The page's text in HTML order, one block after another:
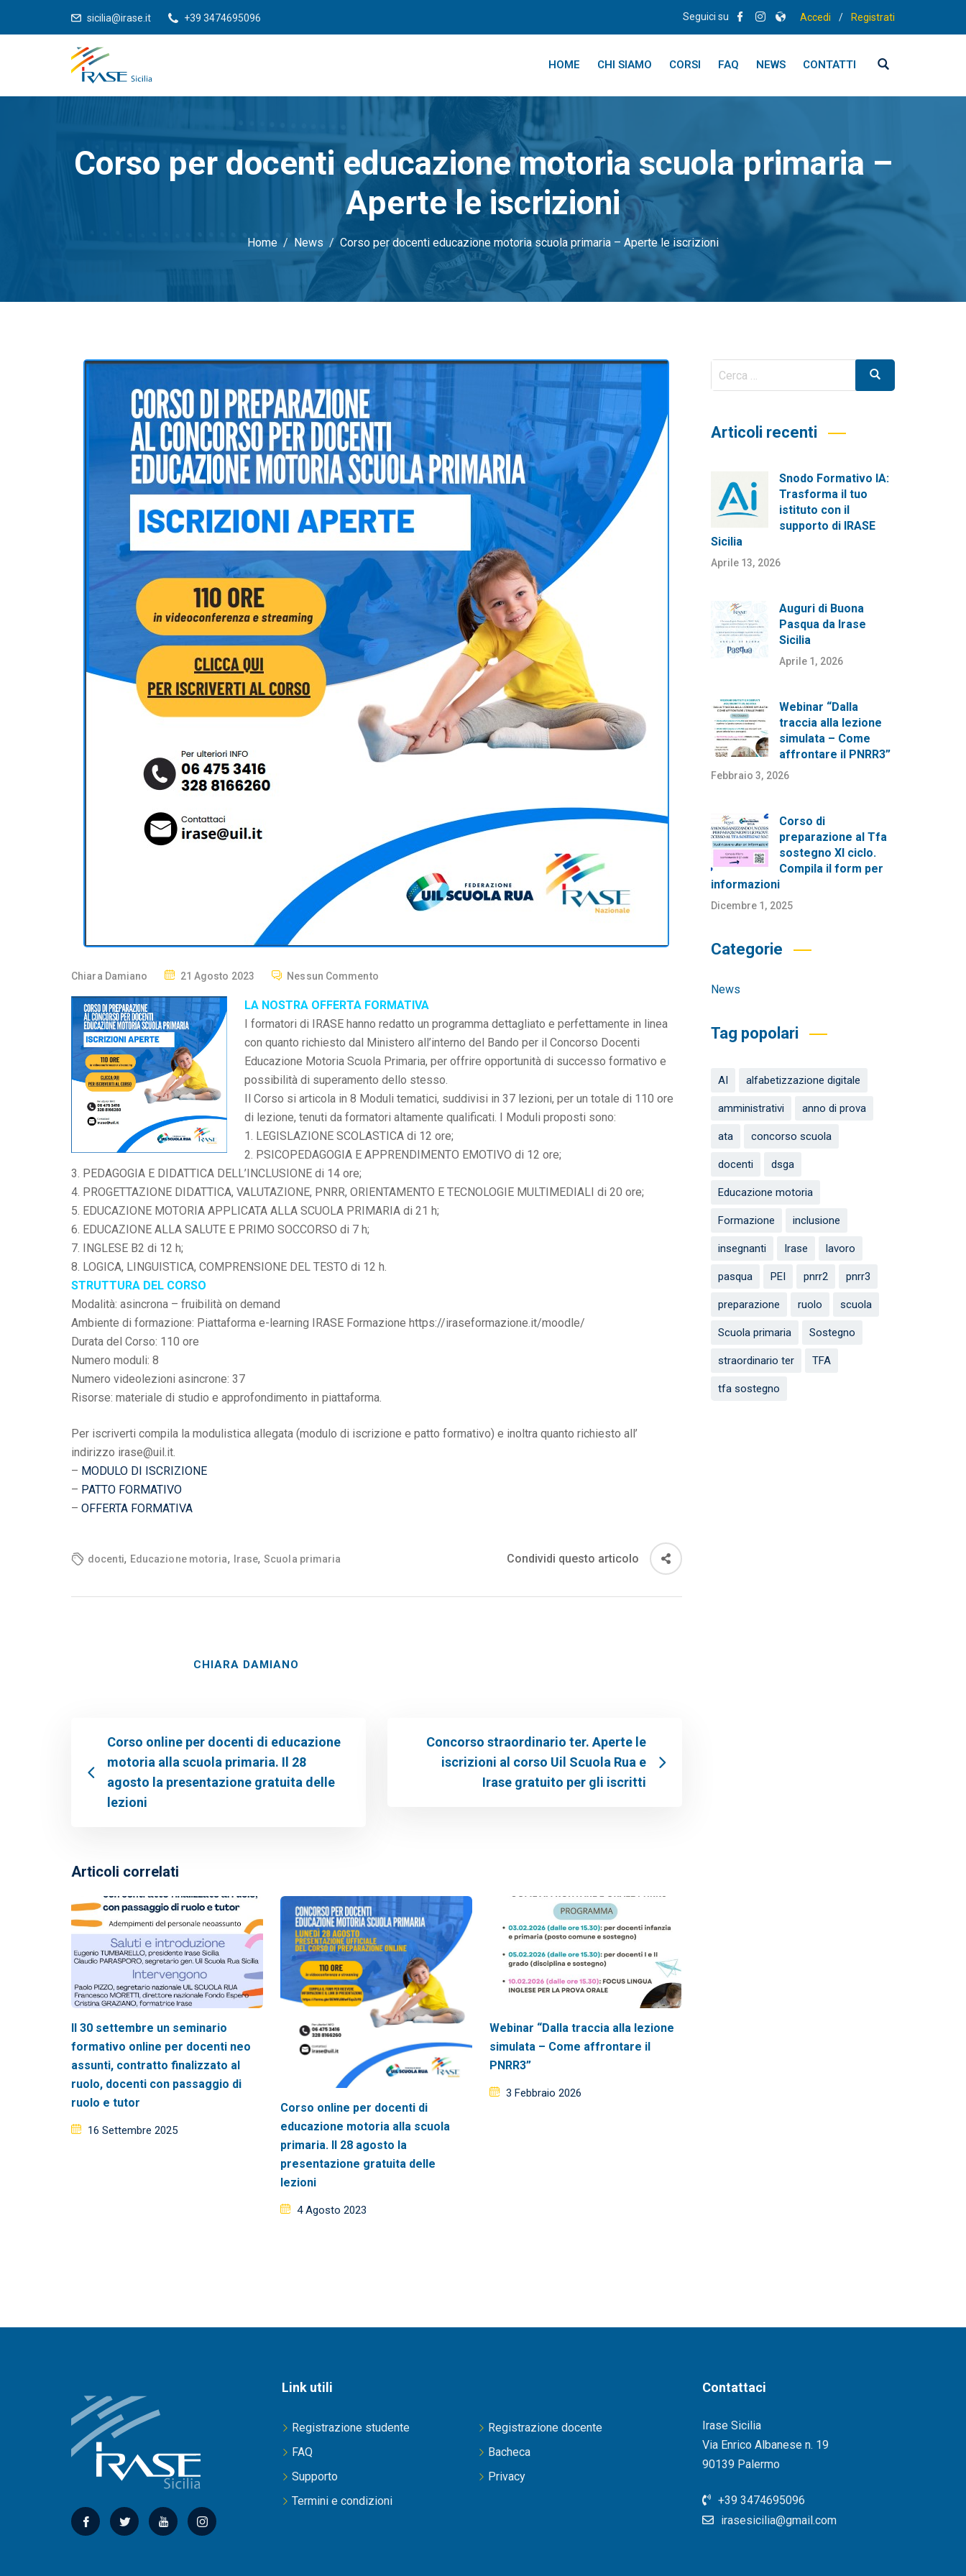
sicilia@irase.it +39 3474695096 Seguici su Accedi / Registrati
HOME CHI SIAMO CORSI FAQ NEWS CONTATTI
Corso per docenti educazione motoria scuola primaria –
Aperte le iscrizioni
Home News Corso per docenti educazione motoria scuola primaria – Aperte le iscrizioni
Chiara Damiano
P
T
E
D
O
21 Agosto 2023 Nessun Commento
LA NOSTRA OFFERTA FORMATIVA
I formatori di IRASE hanno redatto un programma dettagliato e perfettamente in linea
con quanto richiesto dal Ministero all’interno del Bando per il Concorso Docenti
Educazione Motoria Scuola Primaria, per offrire opportunità di successo formativo e
possibilità di superamento dello stesso.
Il Corso si articola in 8 Moduli tematici, suddivisi in 37 lezioni, per un totale di 110 ore
di lezione, tenuti da formatori altamente qualificati. I Moduli proposti sono:
1. LEGISLAZIONE SCOLASTICA di 12 ore;
2. PSICOPEDAGOGIA E APPRENDIMENTO EMOTIVO di 12 ore;
3. PEDAGOGIA E DIDATTICA DELL’INCLUSIONE di 14 ore;
4. PROGETTAZIONE DIDATTICA, VALUTAZIONE, PNRR, ORIENTAMENTO E TECNOLOGIE MULTIMEDIALI di 20 ore;
5. EDUCAZIONE MOTORIA APPLICATA ALLA SCUOLA PRIMARIA di 21 h;
6. EDUCAZIONE ALLA SALUTE E PRIMO SOCCORSO di 7 h;
7. INGLESE B2 di 12 h;
8. LOGICA, LINGUISTICA, COMPRENSIONE DEL TESTO di 12 h.
STRUTTURA DEL CORSO
Modalità: asincrona – fruibilità on demand
Ambiente di formazione: Piattaforma e-learning IRASE Formazione https://iraseformazione.it/moodle/
Durata del Corso: 110 ore
Numero moduli: 8
Numero videolezioni asincrone: 37
Risorse: materiale di studio e approfondimento in piattaforma.
Per iscriverti compila la modulistica allegata (modulo di iscrizione e patto formativo) e inoltra quanto richiesto all’
indirizzo irase@uil.it.
– MODULO DI ISCRIZIONE
– PATTO FORMATIVO
– OFFERTA FORMATIVA
docenti, Educazione motoria, Irase, Scuola primaria Condividi questo articolo
CHIARA DAMIANO
Corso online per docenti di educazione
motoria alla scuola primaria. Il 28
agosto la presentazione gratuita delle
lezioni
Concorso straordinario ter. Aperte le
iscrizioni al corso Uil Scuola Rua e
Irase gratuito per gli iscritti
Articoli correlati
Il 30 settembre un seminario
formativo online per docenti neo
assunti, contratto finalizzato al
ruolo, docenti con passaggio di
ruolo e tutor
Posted
16 Settembre 2025
Corso online per docenti di
educazione motoria alla scuola
primaria. Il 28 agosto la
presentazione gratuita delle
lezioni
Posted
4 Agosto 2023
Webinar “Dalla traccia alla lezione
simulata – Come affrontare il
PNRR3”
Posted
3 Febbraio 2026
Cerca
per:
Cerca
Articoli recenti
Snodo Formativo IA:
Trasforma il tuo
istituto con il
supporto di IRASE
Sicilia
Aprile 13, 2026
Auguri di Buona
Pasqua da Irase
Sicilia
Aprile 1, 2026
Webinar “Dalla
traccia alla lezione
simulata – Come
affrontare il PNRR3”
Febbraio 3, 2026
Corso di
preparazione al Tfa
sostegno XI ciclo.
Compila il form per
informazioni
Dicembre 1, 2025
Categorie
News
Tag popolari
AI alfabetizzazione digitale
amministrativi anno di prova
ata concorso scuola
docenti dsga
Educazione motoria
Formazione inclusione
insegnanti Irase lavoro
pasqua PEI pnrr2 pnrr3
preparazione ruolo scuola
Scuola primaria Sostegno
straordinario ter TFA
tfa sostegno
Link utili
Registrazione studente
Registrazione docente
FAQ
Bacheca
Supporto
Privacy
Termini e condizioni
Contattaci
Irase Sicilia
Via Enrico Albanese n. 19
90139 Palermo
+39 3474695096
irasesicilia@gmail.com